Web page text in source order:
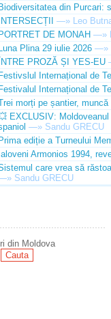
Biodiversitatea din Purcari:
INTERSECȚII —» Leo
PORTRET DE MONAH —»
Luna Plina 29 iulie 2026 —»
ÎNTRE PROZĂ ȘI YES-EU
Festivslul Internațional de
Festivalul Internațional de
morți pe șantier, muncă
EXCLUSIV:
—» Sandu GRECU
Prima ediție a Turneului
Ialoveni Armonios 1994,
care vrea să
Sandu GRECU
din Moldova